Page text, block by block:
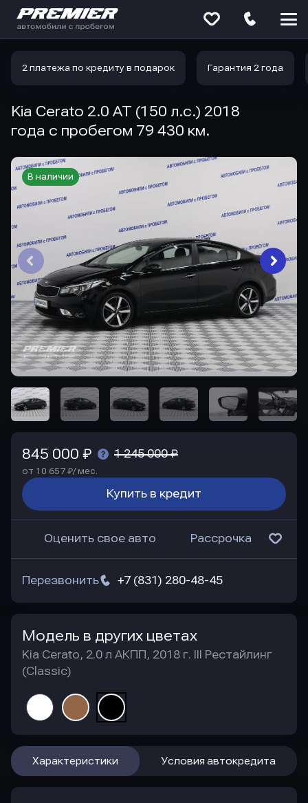
2 платежа по кредиту в подарок Гарантия 2 года
Kia Cerato 2.0 AT (150 л.с.) 2018
года с пробегом 79 430 км.
В наличии
845 000 ₽ 1 245 000 ₽
от 10 657 ₽/ мес.
Купить в кредит
Оценить свое авто Рассрочка
+7 (831) 280-48-45
Перезвонить
Модель в других цветах
Kia Cerato, 2.0 л АКПП, 2018 г. III Рестайлинг
(Classic)
Характеристики Условия автокредита